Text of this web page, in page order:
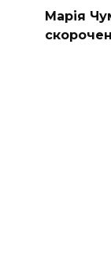
Марія